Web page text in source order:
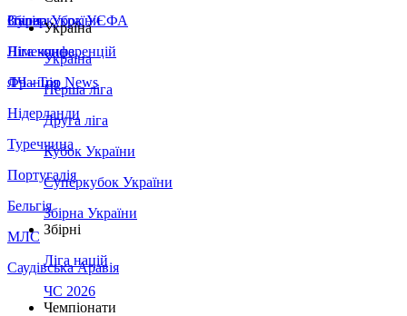
Збірна України
Італія
Німеччина
Франція
Нідерланди
Туреччина
Португалія
Бельгія
МЛС
Саудівська Аравія
Суперкубок УЄФА
Ліга конференцій
ЛЧ - Top News
Україна
Україна
Перша ліга
Друга ліга
Кубок України
Суперкубок України
Збірна України
Збірні
Ліга націй
ЧС 2026
Чемпіонати